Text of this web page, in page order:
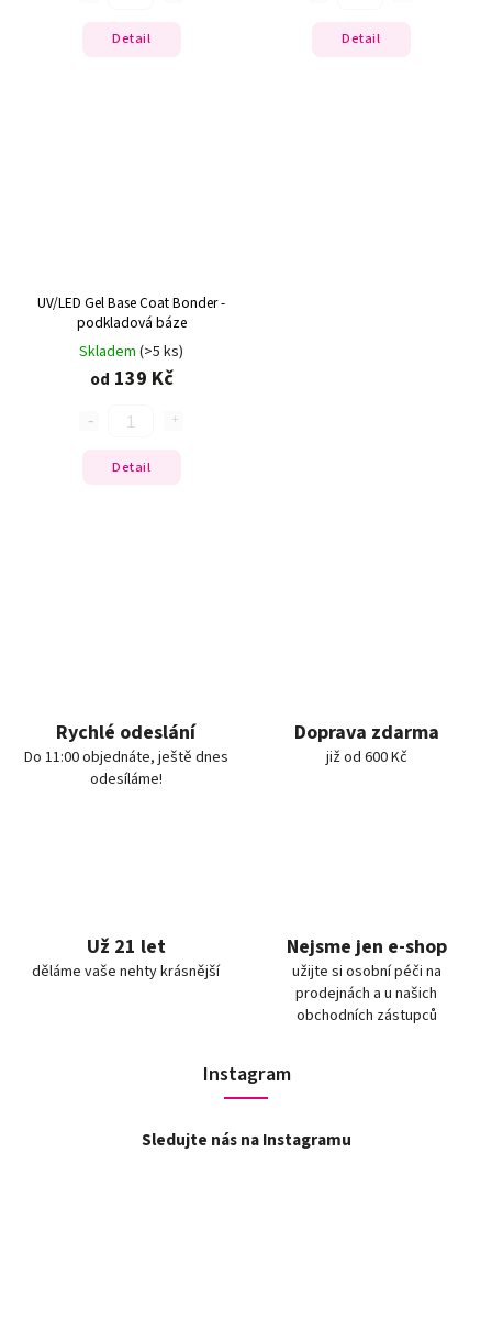
Detail Detail
UV/LED Gel Base Coat Bonder -
podkladová báze
Skladem (>5 ks)
od 139 Kč
Detail
Rychlé odeslání
Do 11:00 objednáte, ještě dnes
odesíláme!
Doprava zdarma
již od 600 Kč
Už 21 let
děláme vaše nehty krásnější
Nejsme jen e-shop
užijte si osobní péči na
prodejnách a u našich
obchodních zástupců
Instagram
Sledujte nás na Instagramu